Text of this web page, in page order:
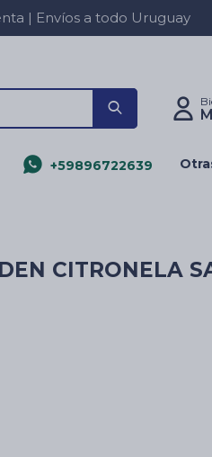
| Envíos a todo Uruguay
+59896722639
CITRONELA